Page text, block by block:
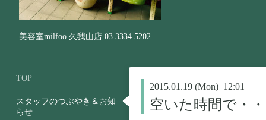
美容室milfoo 久我山店 03 3334 5202
2015.01.19 (Mon) 12:01
空いた時間で・
TOP
スタッフのつぶやき＆お知
らせ